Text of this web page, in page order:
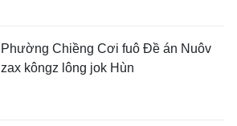
Phường Chiềng Cơi fuô Đề án Nuôv
zax kôngz lông jok Hùn